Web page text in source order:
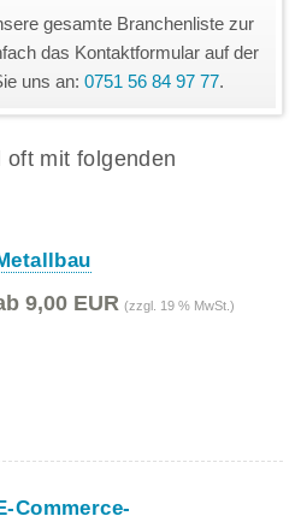
gesamte Branchenliste zur
das Kontaktformular auf der
uns an: 0751 56 84 97 77.
oft mit folgenden
9,00 EUR (zzgl. 19 % MwSt.)
Commerce-